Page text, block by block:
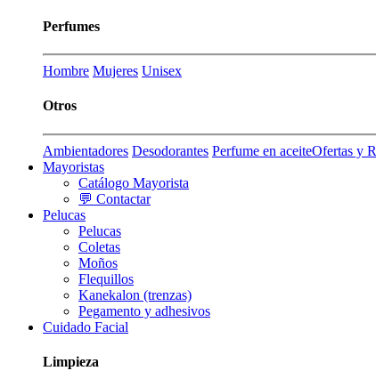
Perfumes
Hombre Mujeres Unisex
Otros
Ambientadores Desodorantes Perfume en aceiteOfertas y
Mayoristas
Catálogo Mayorista
💬 Contactar
Pelucas
Pelucas
Coletas
Moños
Flequillos
Kanekalon (trenzas)
Pegamento y adhesivos
Cuidado Facial
Limpieza